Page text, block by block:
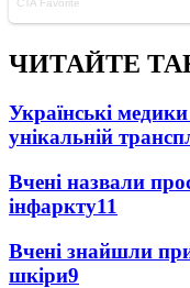
ЧИТАЙТЕ
Українські
унікальній
Вчені назвали
інфаркту11
Вчені знайшли
шкіри9